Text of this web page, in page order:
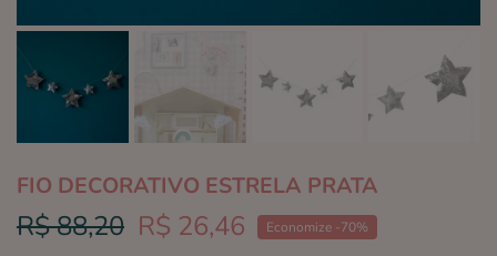
FIO DECORATIVO ESTRELA PRATA
R$ 88,20 R$ 26,46 Economize -70%